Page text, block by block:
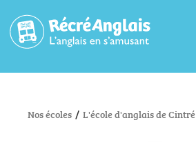
Nos écoles / L'école d'anglais de Cintré